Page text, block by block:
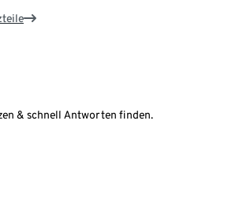
& schnell Antworten finden.